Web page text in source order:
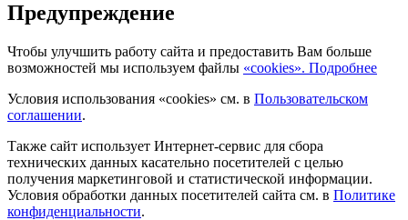
Предупреждение
Чтобы улучшить работу сайта и предоставить Вам больше
возможностей мы используем файлы «cookies». Подробнее
Условия использования «cookies» см. в Пользовательском
соглашении.
Также сайт использует Интернет-сервис для сбора
технических данных касательно посетителей с целью
получения маркетинговой и статистической информации.
Условия обработки данных посетителей сайта см. в Политике
конфиденциальности.